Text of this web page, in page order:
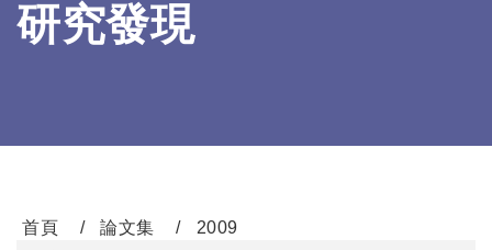
研究發現
首頁 論文集
2009